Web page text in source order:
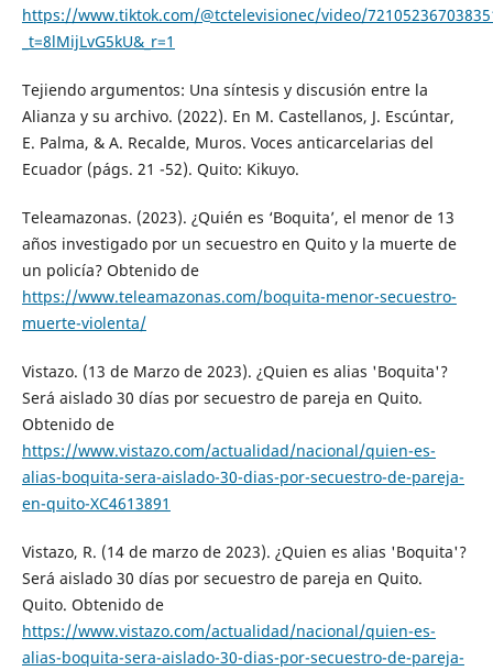
https://www.tiktok.com/@tctelevisionec/video/
_t=8lMijLvG5kU&_r=1
Tejiendo argumentos: Una síntesis y discusión entre la
Alianza y su archivo. (2022). En M. Castellanos, J. Escúntar,
E. Palma, & A. Recalde, Muros. Voces anticarcelarias del
Ecuador (págs. 21 -52). Quito: Kikuyo.
Teleamazonas. (2023). ¿Quién es ‘Boquita’, el menor de 13
años investigado por un secuestro en Quito y la muerte de
un policía? Obtenido de
https://www.teleamazonas.com/boquita-menor-secuestro-
muerte-violenta/
Vistazo. (13 de Marzo de 2023). ¿Quien es alias 'Boquita'?
Será aislado 30 días por secuestro de pareja en Quito.
Obtenido de
https://www.vistazo.com/actualidad/nacional/quien-es-
alias-boquita-sera-aislado-30-dias-por-secuestro-de-pareja-
en-quito-XC4613891
Vistazo, R. (14 de marzo de 2023). ¿Quien es alias 'Boquita'?
Será aislado 30 días por secuestro de pareja en Quito.
Quito. Obtenido de
https://www.vistazo.com/actualidad/nacional/quien-es-
alias-boquita-sera-aislado-30-dias-por-secuestro-de-pareja-